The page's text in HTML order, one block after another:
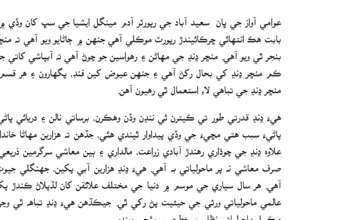
عوامي آواز جي ڀان سعيد آباد جي رپورٽر آدم مينگل ايشيا جي سڀ کان
بابت هڪ انتهائي ڇرڪائيندڙ رپورٽ موڪلي آهي جنهن ۾ ڄاڻايو ويو آهي ته
بنجر ٿي ويو آهي. منڇر ڍنڍ جي مهاڻن ۽ رهواسين جو چوڻ آهي ته آبپاشي
ڪم منڇر ڍنڍ کي بحال رکڻ آهي ۽ جنهن عيوض کين فنڊ، پگهارون ۽ هر قسم
منڇر ڍنڍ جي تباهي لاءِ استعمال ٿي رهيون آهن.
هيءَ ڍنڍ قدرتي طور تي ڪيترن ئي ننڍن وڏن وهڪرن، برساتي نالن ۽
پاڻيءَ سبب هتي مڇيءَ جي وڏي پيداوار ٿيندي هئي، جڏهن ته هزارين مهاڻا
علاوه ڍنڍ جي چوڌاري رهندڙ آبادي زراعت، مالداري ۽ ٻين معاشي سرگرمين
صرف معاشي نه پر ماحولياتي به آهي. هيءَ ڍنڍ هزارين آبي پکين، جهنگلي
آهي. هر سال سياري جي موسم ۾ دنيا جي مختلف علائقن کان لڏپلاڻ ڪندڙ
عالمي ماحولياتي ورثي جي حيثيت پڻ رکي ٿي. جيڪڏهن هيءَ ڍنڍ تباهه ٿي
مڪمل ماحولياتي نظام به خطري ۾ پئجي ويندو.